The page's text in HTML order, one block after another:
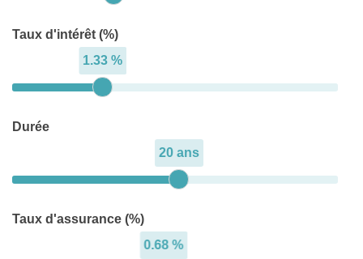
Taux d'intérêt (%)
1.33 %
Durée
20 ans
Taux d'assurance (%)
0.68 %